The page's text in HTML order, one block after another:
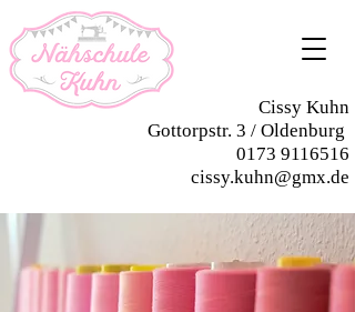
Cissy Kuhn
Gottorpstr. 3 / Oldenburg
0173 9116516
cissy.kuhn@gmx.de